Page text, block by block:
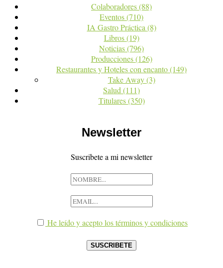
Colaboradores(88)
Eventos(710)
IA Gastro Práctica (8)
Libros(19)
Noticias(796)
Producciones(126)
Restaurantes y Hoteles con encanto(149)
Take Away(3)
Salud (111)
Titulares(350)
Newsletter
Suscribete a mi newsletter
He leído y acepto los términos y condiciones